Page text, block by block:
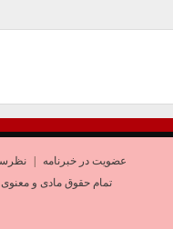
عضویت در خبرنامه |
تمام حقوق مادی و معنوی